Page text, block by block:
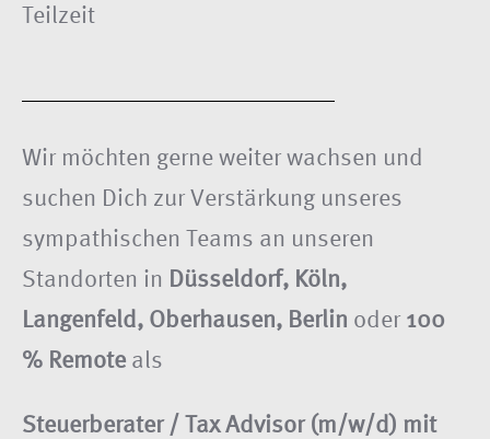
Teilzeit
Wir möchten gerne weiter wachsen und
suchen Dich zur Verstärkung unseres
sympathischen Teams an unseren
Standorten in Düsseldorf, Köln,
Langenfeld, Oberhausen, Berlin oder 100
% Remote als
Steuerberater / Tax Advisor (m/w/d) mit